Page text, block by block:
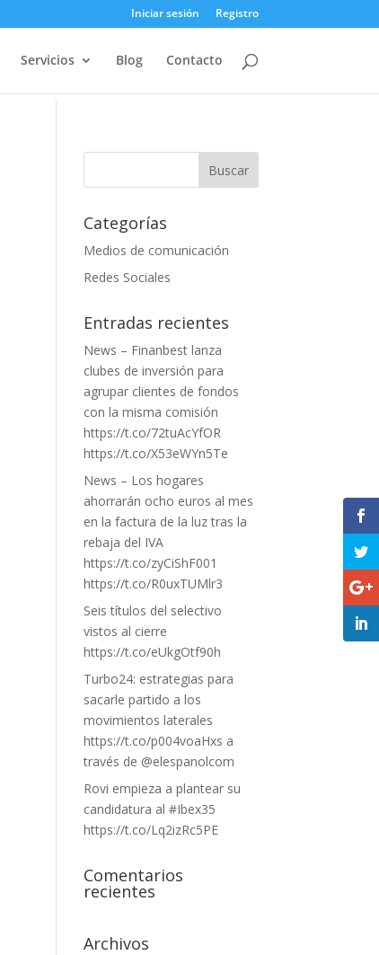
Iniciar sesión Registro
Servicios Blog Contacto
Categorías
Medios de comunicación
Redes Sociales
Entradas recientes
News – Finanbest lanza
clubes de inversión para
agrupar clientes de fondos
con la misma comisión
https://t.co/72tuAcYfOR
https://t.co/X53eWYn5Te
News – Los hogares
ahorrarán ocho euros al mes
en la factura de la luz tras la
rebaja del IVA
https://t.co/zyCiShF001
https://t.co/R0uxTUMlr3
Seis títulos del selectivo
vistos al cierre
https://t.co/eUkgOtf90h
Turbo24: estrategias para
sacarle partido a los
movimientos laterales
https://t.co/p004voaHxs a
través de @elespanolcom
Rovi empieza a plantear su
candidatura al #Ibex35
https://t.co/Lq2izRc5PE
Comentarios
recientes
Archivos